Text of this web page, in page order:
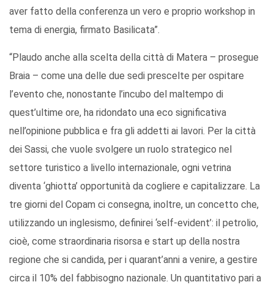
aver fatto della conferenza un vero e proprio workshop in
tema di energia, firmato Basilicata”.
“Plaudo anche alla scelta della città di Matera – prosegue
Braia – come una delle due sedi prescelte per ospitare
l’evento che, nonostante l’incubo del maltempo di
quest’ultime ore, ha ridondato una eco significativa
nell’opinione pubblica e fra gli addetti ai lavori. Per la città
dei Sassi, che vuole svolgere un ruolo strategico nel
settore turistico a livello internazionale, ogni vetrina
diventa ‘ghiotta’ opportunità da cogliere e capitalizzare. La
tre giorni del Copam ci consegna, inoltre, un concetto che,
utilizzando un inglesismo, definirei ‘self-evident’: il petrolio,
cioè, come straordinaria risorsa e start up della nostra
regione che si candida, per i quarant’anni a venire, a gestire
circa il 10% del fabbisogno nazionale. Un quantitativo pari a